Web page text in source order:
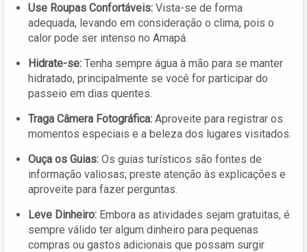
Use Roupas Confortáveis: Vista-se de forma
adequada, levando em consideração o clima, pois o
calor pode ser intenso no Amapá.
Hidrate-se: Tenha sempre água à mão para se manter
hidratado, principalmente se você for participar do
passeio em dias quentes.
Traga Câmera Fotográfica: Aproveite para registrar os
momentos especiais e a beleza dos lugares visitados.
Ouça os Guias: Os guias turísticos são fontes de
informação valiosas; preste atenção às explicações e
aproveite para fazer perguntas.
Leve Dinheiro: Embora as atividades sejam gratuitas, é
sempre válido ter algum dinheiro para pequenas
compras ou gastos adicionais que possam surgir